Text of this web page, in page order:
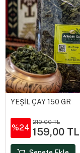
YEŞİL ÇAY 150 GR
%24
210,00 TL
159,00 TL